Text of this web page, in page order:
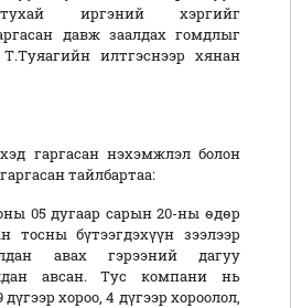
иргэний хэргийг
давж заалдах гомдлыг
илтгэснээр хянан
гаргасан нэхэмжлэл болон
тайлбартаа:
05 дугаар сарын 20-ны өдөр
тосны бүтээгдэхүүн зээлээр
авах гэрээний дагуу
авсан. Тус компани нь
дүгээр хороо, 4 дүгээр хороолол,